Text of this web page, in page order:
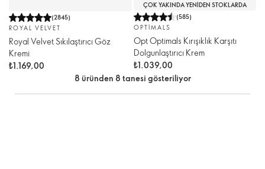
(2845)
ROYAL VELVET
Royal Velvet Sıkılaştırıcı Göz
Kremi
₺1.169,00
ÇOK YAKINDA YENIDEN STOKLARDA
(585)
OPTIMALS
Opt Optimals Kırışıklık Karşıtı
Dolgunlaştırıcı Krem
₺1.039,00
8 üründen 8 tanesi gösteriliyor